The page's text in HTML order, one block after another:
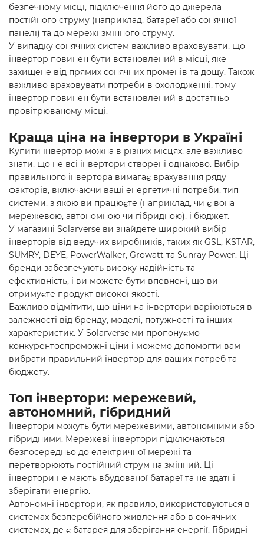
безпечному місці, підключення його до джерела
постійного струму (наприклад, батареї або сонячної
панелі) та до мережі змінного струму.
У випадку сонячних систем важливо враховувати, що
інвертор повинен бути встановлений в місці, яке
захищене від прямих сонячних променів та дощу. Також
важливо враховувати потреби в охолодженні, тому
інвертор повинен бути встановлений в достатньо
провітрюваному місці.
Краща ціна на інвертори в Україні
Купити інвертор можна в різних місцях, але важливо
знати, що не всі інвертори створені однаково. Вибір
правильного інвертора вимагає врахування ряду
факторів, включаючи ваші енергетичні потреби, тип
системи, з якою ви працюєте (наприклад, чи є вона
мережевою, автономною чи гібридною), і бюджет.
У магазині Solarverse ви знайдете широкий вибір
інверторів від ведучих виробників, таких як GSL, KSTAR,
SUMRY, DEYE, PowerWalker, Growatt та Sunray Power. Ці
бренди забезпечують високу надійність та
ефективність, і ви можете бути впевнені, що ви
отримуєте продукт високої якості.
Важливо відмітити, що ціни на інвертори варіюються в
залежності від бренду, моделі, потужності та інших
характеристик. У Solarverse ми пропонуємо
конкурентоспроможні ціни і можемо допомогти вам
вибрати правильний інвертор для ваших потреб та
бюджету.
Топ інвертори: мережевий,
автономний, гібридний
Інвертори можуть бути мережевими, автономними або
гібридними. Мережеві інвертори підключаються
безпосередньо до електричної мережі та
перетворюють постійний струм на змінний. Ці
інвертори не мають вбудованої батареї та не здатні
зберігати енергію.
Автономні інвертори, як правило, використовуються в
системах безперебійного живлення або в сонячних
системах, де є батарея для зберігання енергії. Гібридні